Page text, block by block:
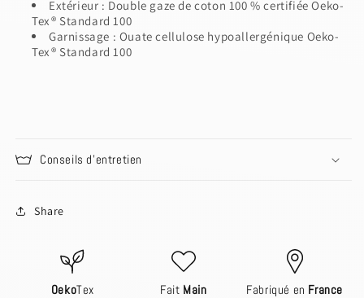
Login to save your design
Extérieur : Double gaze de coton 100 % certifiée Oeko-
Tex® Standard 100
Garnissage : Ouate cellulose hypoallergénique Oeko-
Tex® Standard 100
Conseils d'entretien
Share
OekoTex Fait Main Fabriqué en France